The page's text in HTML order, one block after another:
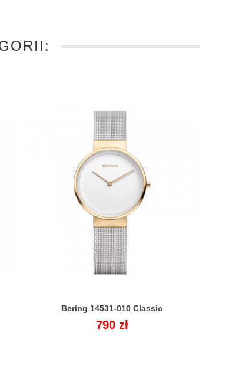
Bering 14531-010 Classic
Cena
790 zł
